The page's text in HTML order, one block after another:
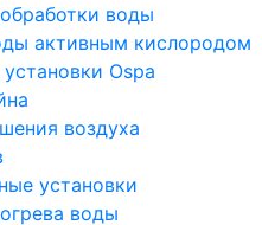
воды
активным кислородом
Ospa
воздуха
установки
воды